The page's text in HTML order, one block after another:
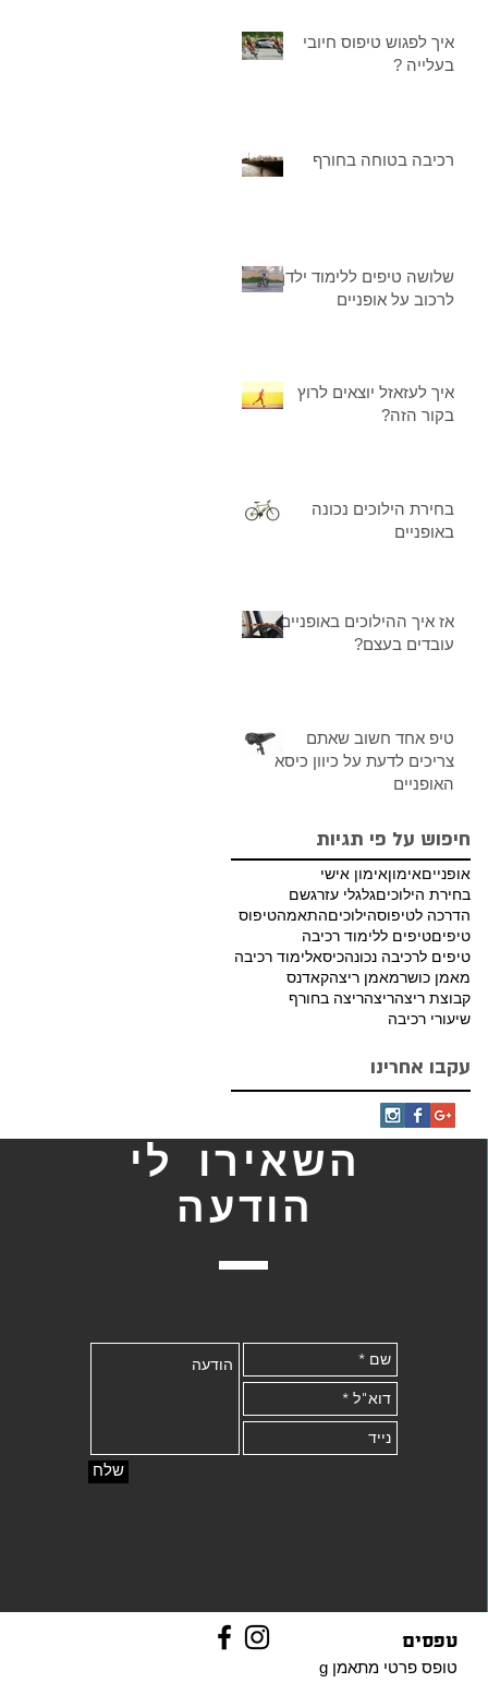
איך לפגוש טיפוס חיובי
בעלייה ?
רכיבה בטוחה בחורף
שלושה טיפים ללימוד ילדך
לרכוב על אופניים
איך לעזאזל יוצאים לרוץ
בקור הזה?
בחירת הילוכים נכונה
באופניים
אז איך ההילוכים באופניים
עובדים בעצם?
טיפ אחד חשוב שאתם
צריכים לדעת על כיוון כיסא
האופניים
חיפוש על פי תגיות
אופנייםאימוןאימון אישי
בחירת הילוכיםגלגלי עזרגשם
הדרכה לטיפוסהילוכיםהתאמהטיפוס
טיפיםטיפים ללימוד רכיבה
טיפים לרכיבה נכונהכיסאלימוד רכיבה
מאמן כושרמאמן ריצהקאדנס
קבוצת ריצהריצהריצה בחורף
שיעורי רכיבה
עקבו אחרינו
השאירו לי
הודעה
שלח
טפסים
טופס פרטי מתאמן g